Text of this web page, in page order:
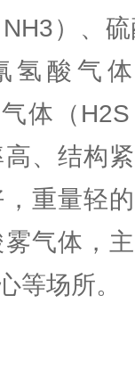
）、
氢酸气
气体（
、结构
重量轻
气体，
等场所。